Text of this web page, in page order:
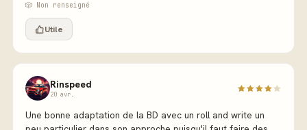
🎲 Non renseigné
Utile
Rinspeed
20 avr.
Une bonne adaptation de la BD avec un roll and write un